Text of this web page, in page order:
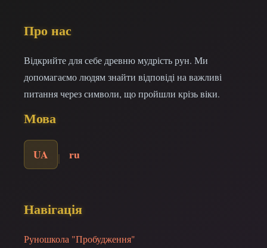
Про нас
Відкрийте для себе древню мудрість рун. Ми
допомагаємо людям знайти відповіді на важливі
питання через символи, що пройшли крізь віки.
Мова
UA | ru
Навігація
Руношкола "Пробудження"